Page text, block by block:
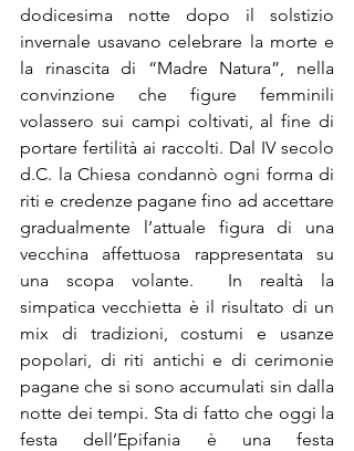
dodicesima notte dopo il solstizio
invernale usavano celebrare la morte e
la rinascita di “Madre Natura”, nella
convinzione che figure femminili
volassero sui campi coltivati, al fine di
portare fertilità ai raccolti. Dal IV secolo
d.C. la Chiesa condannò ogni forma di
riti e credenze pagane fino ad accettare
gradualmente l’attuale figura di una
vecchina affettuosa rappresentata su
una scopa volante.  In realtà la
simpatica vecchietta è il risultato di un
mix di tradizioni, costumi e usanze
popolari, di riti antichi e di cerimonie
pagane che si sono accumulati sin dalla
notte dei tempi. Sta di fatto che oggi la
festa dell’Epifania è una festa